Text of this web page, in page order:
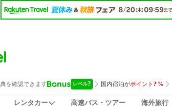
レンタカー 高速バス・ツアー 海外旅行